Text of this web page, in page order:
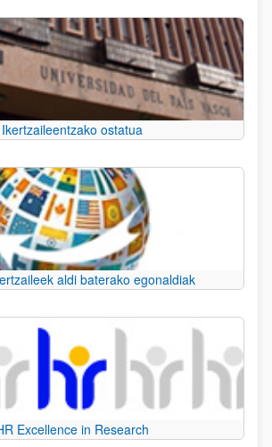
Ikertzaileentzako ostatua
aldi baterako egonaldiak
Excellence in Research